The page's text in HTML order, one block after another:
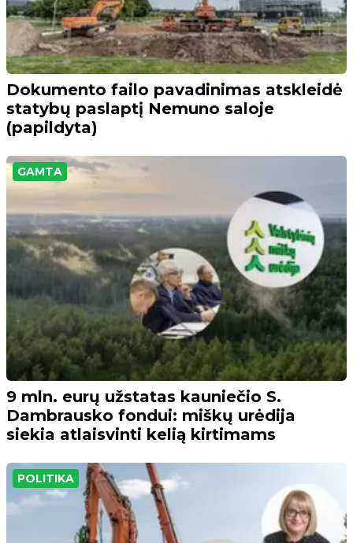
Dokumento failo pavadinimas atskleidė
statybų paslaptį Nemuno saloje
(papildyta)
GAMTA
9 mln. eurų užstatas kauniečio S.
Dambrausko fondui: miškų urėdija
siekia atlaisvinti kelią kirtimams
POLITIKA